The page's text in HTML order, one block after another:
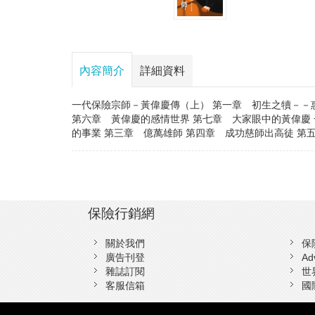
內容簡介 詳細資料
一代保險宗師－黃偉慶傳（上） 第一章 初生之犢
第六章 黃偉慶的感情世界 第七章 大家眼中的黃偉
的事業 第三章 億萬雄師 第四章 成功慈師出高徒
保險行銷網
關於我們
廣告刊登
雜誌訂閱
客服信箱
保
世
國